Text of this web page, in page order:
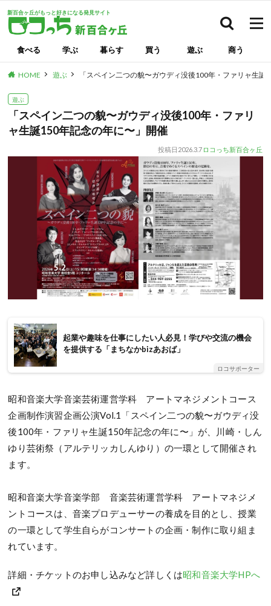
新百合ヶ丘がもっと好きになる発見サイト
食べる 学ぶ 暮らす 買う 遊ぶ 商う
HOME 遊ぶ 「スペイン二つの貌〜ガウディ没後100年・ファリャ生
遊ぶ
「スペイン二つの貌〜ガウディ没後100年・ファリ
ャ生誕150年記念の年に〜」開催
投稿日 2026.3.7 ロコっち新百合ヶ丘
起業や趣味を仕事にしたい人必見！学びや交流の機会
を提供する「まちなかbizあおば」
ロコサポーター
昭和音楽大学音楽芸術運営学科 アートマネジメントコース
企画制作演習企画公演Vol.1「スペイン二つの貌〜ガウディ没
後100年・ファリャ生誕150年記念の年に〜」が、川崎・しん
ゆり芸術祭（アルテリッカしんゆり）の一環として開催され
ます。
昭和音楽大学音楽学部 音楽芸術運営学科 アートマネジメ
ントコースは、音楽プロデューサーの養成を目的とし、授業
の一環として学生自らがコンサートの企画・制作に取り組ま
れています。
詳細・チケットのお申し込みなど詳しくは昭和音楽大学HPへ